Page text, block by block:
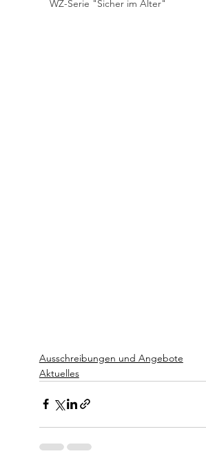
WZ-Serie "Sicher im Alter"
Ausschreibungen und Angebote
Aktuelles